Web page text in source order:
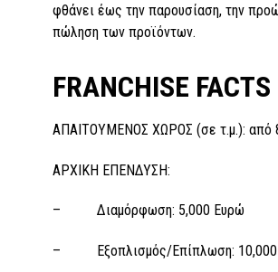
φθάνει έως την παρουσίαση, την
πώληση των προϊόντων.
FRANCHISE FACTS
ΑΠΑΙΤΟΥΜΕΝΟΣ ΧΩΡΟΣ (σε τ.μ.): από
ΑΡΧΙΚΗ ΕΠΕΝΔΥΣΗ:
– Διαμόρφωση: 5,000 Ευρώ
– Εξοπλισμός/Επίπλωση: 10,000